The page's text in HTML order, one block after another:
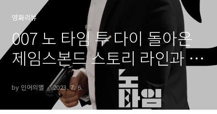
영화리뷰
007 노 타임 투 다이 돌아온
제임스본드 스토리 라인과 액
by 인어의별 2023. 7. 6.